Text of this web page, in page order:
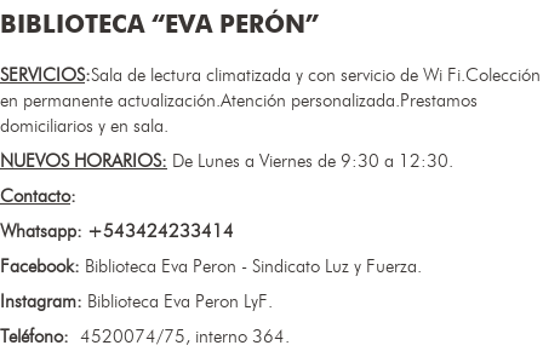
BIBLIOTECA “EVA PERÓN”
SERVICIOS:Sala de lectura climatizada y con servicio de Wi Fi.Colección
en permanente actualización.Atención personalizada.Prestamos
domiciliarios y en sala.
NUEVOS HORARIOS:​ De Lunes a Viernes de 9:30 a 12:30.
Contacto:
Whatsapp: +543424233414
Facebook: Biblioteca Eva Peron - Sindicato Luz y Fuerza.
Instagram: Biblioteca Eva Peron LyF.
Teléfono: 4520074/75, interno 364.